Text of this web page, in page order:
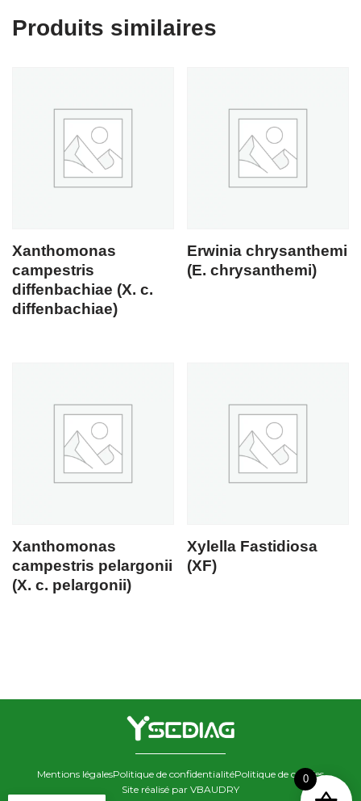
Produits similaires
Xanthomonas
campestris
diffenbachiae (X. c.
diffenbachiae)
Erwinia chrysanthemi
(E. chrysanthemi)
Xanthomonas
campestris pelargonii
(X. c. pelargonii)
Xylella Fastidiosa
(XF)
Mentions légalesPolitique de confidentialitéPolitique de cookies
Site réalisé par VBAUDRY
0